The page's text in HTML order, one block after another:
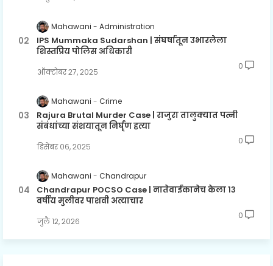
Mahawani Administration
IPS Mummaka Sudarshan | संघर्षातून उभारलेला
शिस्तप्रिय पोलिस अधिकारी
ऑक्टोबर २७, २०२५
0
Mahawani Crime
Rajura Brutal Murder Case | राजुरा तालुक्यात पत्नी
संबंधांच्या संशयातून निर्घृण हत्या
डिसेंबर ०६, २०२५
0
Mahawani Chandrapur
Chandrapur POCSO Case | नातेवाईकानेच केला १३
वर्षीय मुलीवर पाशवी अत्याचार
जुलै १२, २०२६
0